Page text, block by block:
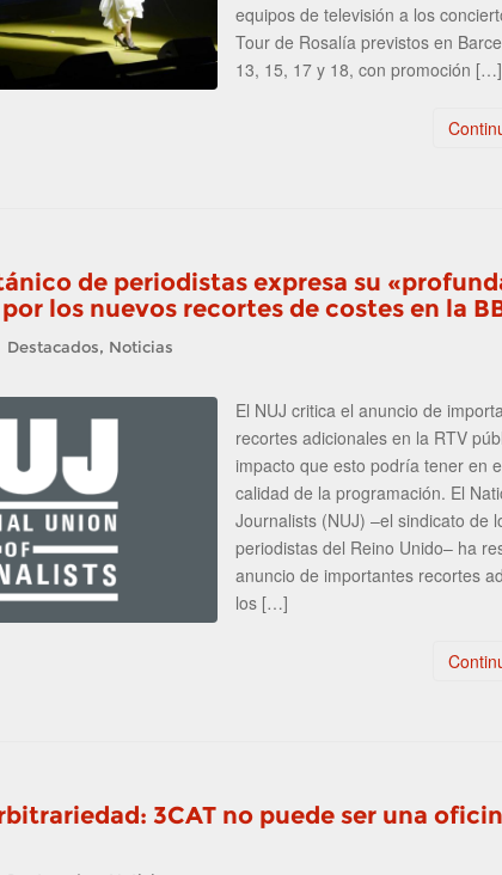
equipos de televisión a los
Tour de Rosalía previstos en
13, 15, 17 y 18, con promoción […]
de periodistas expresa su
los nuevos recortes de costes en la
Destacados, Noticias
El NUJ critica el anuncio de
recortes adicionales en la RTV
impacto que esto podría tener en
calidad de la programación. El
Journalists (NUJ) –el sindicato de
periodistas del Reino Unido– ha
anuncio de importantes recortes
los […]
3CAT no puede ser una